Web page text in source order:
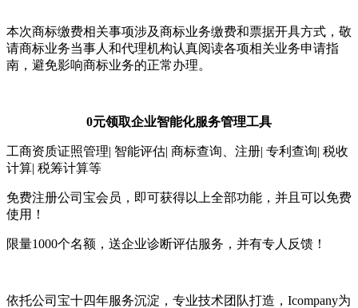
本次商标缴费相关事项涉及商标业务缴费和票据开具方式，敬
请商标业务当事人和代理机构认真阅读各项相关业务申请指
南，避免影响商标业务的正常办理。
0元领取企业智能化服务管理工具
工商资质证照管理| 智能评估| 商标查询、注册| 专利查询| 税收
计算| 税筹计算等
免费注册公司宝会员，即可获得以上全部功能，并且可以免费
使用！
限量1000个名额，送企业诊断评估服务，并有专人反馈！
依托公司宝十四年服务沉淀，专业技术团队打造，Icompany为